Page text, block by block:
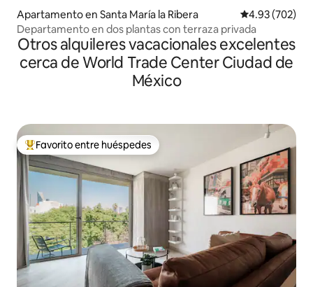
Apartamento en Santa María la Ribera Calificación
4.93 (702)
Departamento en dos plantas con terraza privada
Otros alquileres vacacionales excelentes
cerca de World Trade Center Ciudad de
México
Favorito entre huéspedes preferido
Favorito entre huéspedes